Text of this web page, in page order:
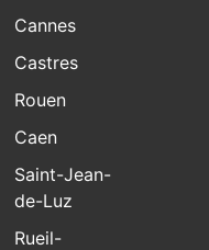
Cannes
Castres
Rouen
Caen
Saint-Jean-
de-Luz
Rueil-